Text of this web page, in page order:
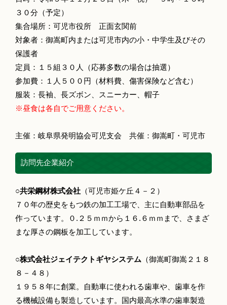
３０分（予定）
集合場所：可児市役所 正面玄関前
対象者：御嵩町内または可児市内の小・中学生及びその
保護者
定員：１５組３０人（応募多数の場合は抽選）
参加費：１人５００円（材料費、傷害保険など含む）
服装：長袖、長ズボン、スニーカー、帽子
※昼食は各自でご用意ください。
主催：岐阜県発明協会可児支会 共催：御嵩町・可児市
訪問先企業紹介
○共栄鋼材株式会社 （可児市姫ケ丘４－２）
７０年の歴史をもつ鉄の加工工場で、主に自動車部品を
作っています。０.２５ｍｍから１６.６ｍｍまで、さまざ
まな厚さの鋼板を加工しています。
○株式会社ジェイテクトギヤシステム （御嵩町御嵩２１８
８－４８）
１９５８年に創業。自動車に使われる歯車や、歯車を作
る機械設備も製造しています。国内最高水準の歯車製造